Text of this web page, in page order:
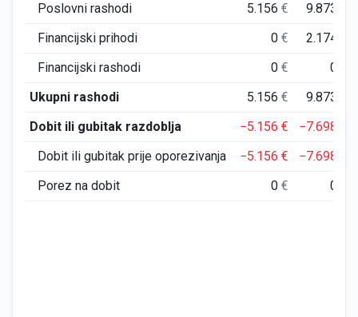
Poslovni rashodi
5.156€ 9.873
Financijski prihodi
0€ 2.174
Financijski rashodi
0€ 0
Ukupni rashodi
5.156€ 9.873
Dobit ili gubitak razdoblja
−5.156€ −7.698
Dobit ili gubitak prije oporezivanja
−5.156€ −7.698
Porez na dobit
0€ 0